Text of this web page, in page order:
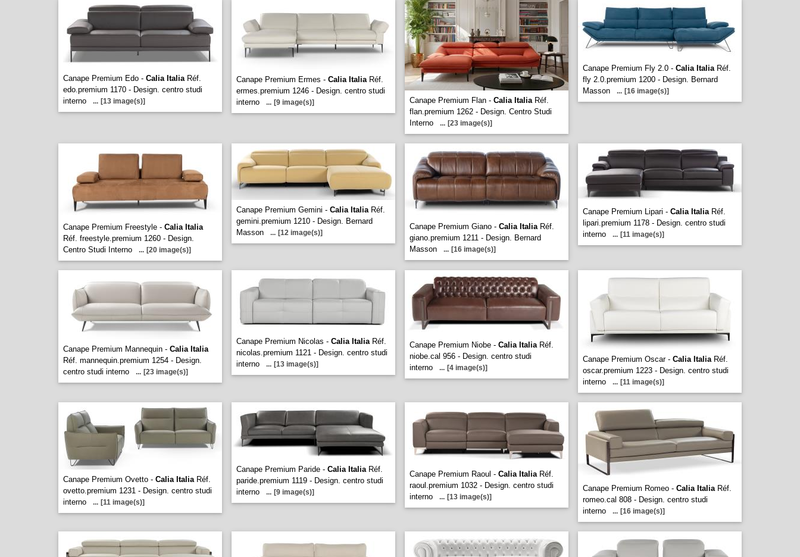
Canape Premium Edo - Calia ItaliaRéf.
edo.premium 1170 - Design. centro studi
interno
... [13 image(s)]
Canape Premium Ermes - Calia ItaliaRéf.
ermes.premium 1246 - Design. centro studi
interno
... [9 image(s)] Canape Premium Flan - Calia ItaliaRéf.
flan.premium 1262 - Design. Centro Studi
Interno
... [23 image(s)]
Canape Premium Fly 2.0 - Calia ItaliaRéf.
fly 2.0.premium 1200 - Design. Bernard
Masson
... [16 image(s)]
Canape Premium Freestyle - Calia Italia
Réf. freestyle.premium 1260 - Design.
Centro Studi Interno
... [20 image(s)]
Canape Premium Gemini - Calia ItaliaRéf.
gemini.premium 1210 - Design. Bernard
Masson
... [12 image(s)]
Canape Premium Giano - Calia ItaliaRéf.
giano.premium 1211 - Design. Bernard
Masson
... [16 image(s)]
Canape Premium Lipari - Calia ItaliaRéf.
lipari.premium 1178 - Design. centro studi
interno
... [11 image(s)]
Canape Premium Mannequin - Calia Italia
Réf. mannequin.premium 1254 - Design.
centro studi interno
... [23 image(s)]
Canape Premium Nicolas - Calia ItaliaRéf.
nicolas.premium 1121 - Design. centro studi
interno
... [13 image(s)]
Canape Premium Niobe - Calia ItaliaRéf.
niobe.cal 956 - Design. centro studi
interno
... [4 image(s)]
Canape Premium Oscar - Calia ItaliaRéf.
oscar.premium 1223 - Design. centro studi
interno
... [11 image(s)]
Canape Premium Ovetto - Calia ItaliaRéf.
ovetto.premium 1231 - Design. centro studi
interno
... [11 image(s)]
Canape Premium Paride - Calia ItaliaRéf.
paride.premium 1119 - Design. centro studi
interno
... [9 image(s)]
Canape Premium Raoul - Calia ItaliaRéf.
raoul.premium 1032 - Design. centro studi
interno
... [13 image(s)]
Canape Premium Romeo - Calia ItaliaRéf.
romeo.cal 808 - Design. centro studi
interno
... [16 image(s)]